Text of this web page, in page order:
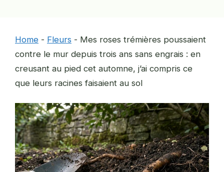
Home - Fleurs - Mes roses trémières poussaient
contre le mur depuis trois ans sans engrais : en
creusant au pied cet automne, j’ai compris ce
que leurs racines faisaient au sol